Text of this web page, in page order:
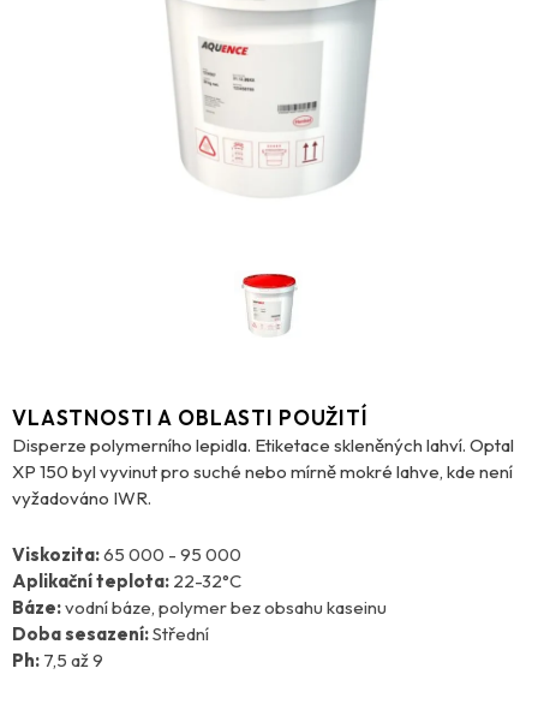
VLASTNOSTI A OBLASTI POUŽITÍ
Disperze polymerního lepidla. Etiketace skleněných lahví. Optal
XP 150 byl vyvinut pro suché nebo mírně mokré lahve, kde není
vyžadováno IWR.
Viskozita:65 000 - 95 000
Aplikační teplota: 22-32°C
Báze:vodní báze, polymer bez obsahu kaseinu
Doba sesazení:Střední
Ph: 7,5 až 9